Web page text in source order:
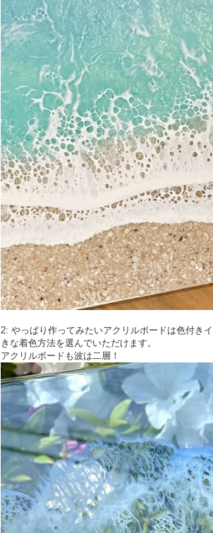
2: やっぱり作ってみたいアクリルボードは色付き
きな着色方法を選んでいただけます。
アクリルボードも波は二層！